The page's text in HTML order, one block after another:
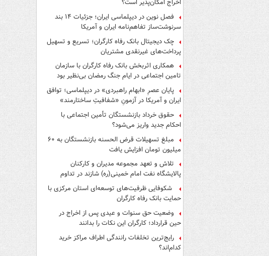
اخراج امکان‌پذیر است؟
فصل نوین در دیپلماسی ایران؛ جزئیات ۱۴ بند
سرنوشت‌ساز تفاهم‌نامه ایران و آمریکا
چک دیجیتال بانک رفاه کارگران؛ تسریع و تسهیل
پرداخت‌های غیرنقدی مشتریان
همکاری اثربخش بانک رفاه کارگران با سازمان
تامین اجتماعی در ایام جنگ رمضان بی‌نظیر بود
پایان عصرِ «ابهام راهبردی» در دیپلماسی؛ توافق
ایران و آمریکا در آزمونِ «شفافیتِ ساختارمند»
حقوق خرداد بازنشستگان تأمین اجتماعی با
احکام جدید واریز می‌شود؟
مبلغ تسهیلات قرض الحسنه بازنشستگان به ۶۰
میلیون تومان افزایش یافت
تلاش و تعهد مجموعه مدیران و کارکنان
پالایشگاه نفت امام خمینی(ره) شازند در تداوم
تولید در ایام جنگ رمضان، شایسته قدردانی است
شکوفایی ظرفیت‌های توسعه‌ای استان مرکزی با
حمایت بانک رفاه کارگران
وضعیت حق سنوات و عیدی پس از اخراج در
حین قرارداد؛ کارگران این نکات را بدانند
رایج‌ترین تخلفات رانندگی اطراف مراکز خرید
کدام‌اند؟